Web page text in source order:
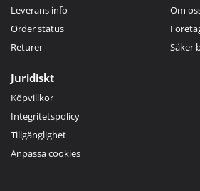
Leverans info
Order status
Returer
Om
Säker
Juridiskt
Köpvillkor
Integritetspolicy
Tillgänglighet
Anpassa cookies